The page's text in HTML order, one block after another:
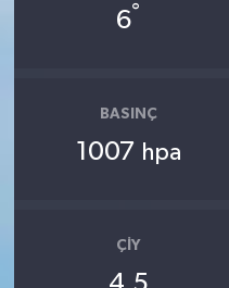
6°
BASINÇ
1007 hpa
ÇIY